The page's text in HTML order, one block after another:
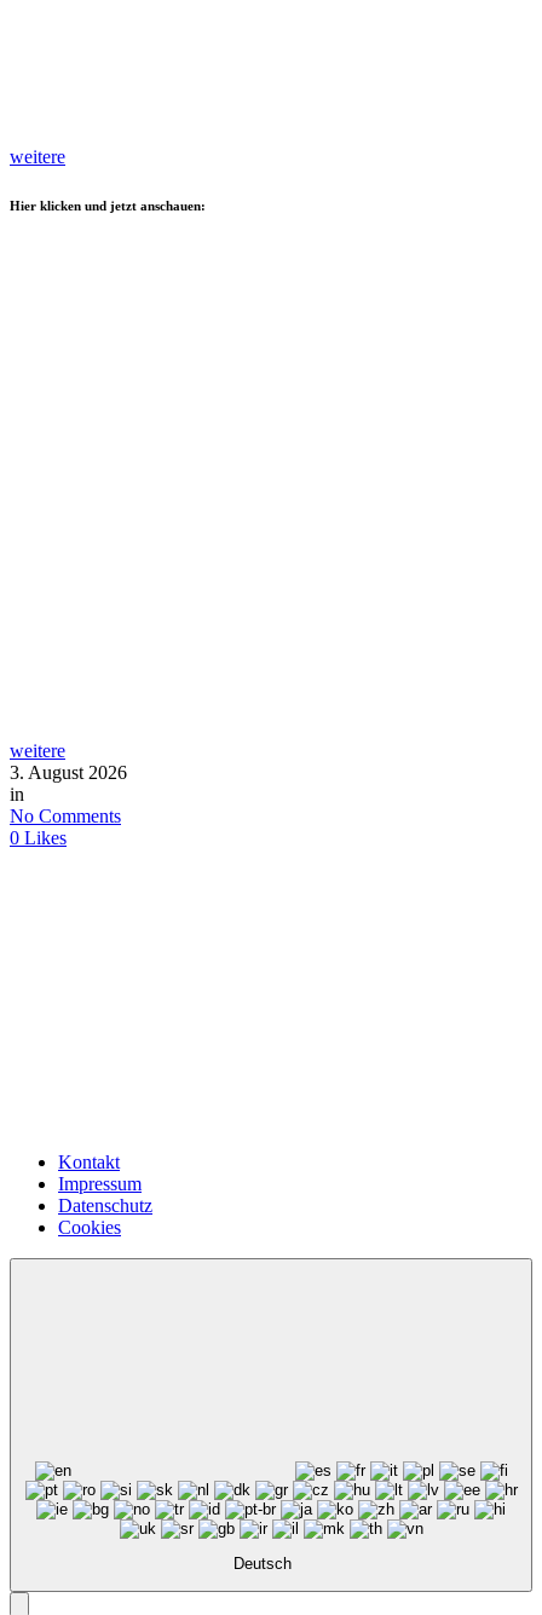
weitere
Hier klicken und jetzt anschauen:
weitere
3. August 2026
in
No Comments
0 Likes
Kontakt
Impressum
Datenschutz
Cookies
Deutsch